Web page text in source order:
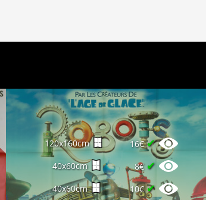
120x160cm 16€✔
40x60cm 8€ ✔
40x60cm 10€✔